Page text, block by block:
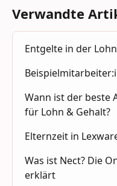
Verwandte
Entgelte in der
Wann ist der beste
für Lohn & Gehalt?
Elternzeit in
Was ist Nect? Die
erklärt